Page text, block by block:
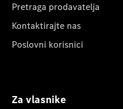
Pretraga prodavatelja
Kontaktirajte nas
Poslovni korisnici
Za vlasnike